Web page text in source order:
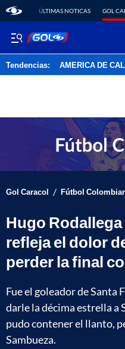
ÚLTIMAS NOTICAS GOL
Tendencias: AMERICA DE
Gol Caracol / Fútbol
Hugo
refleja el dolor
perder la final
Fue el goleador de Santa
darle la décima estrella a
pudo contener el llanto,
Sambueza.